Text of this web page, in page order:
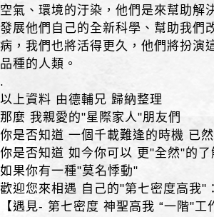
空氣、環境的汙染，他們是來幫助解
發展他們自己的全新科學、幫助我們
病，我們也將活得更久，他們將扮演
品種的人類。
.
以上資料 由德輔兄 歸納整理
那麼 我親愛的"星際家人"朋友們
你是否知道 一個千載難逢的時機 已
你是否知道 如今你可以 更"全然"的
如果你有一種"莫名悸動"
歡迎您來相遇 自己的"第七密度高我"
【遇見- 第七密度 神聖高我 “一階"工